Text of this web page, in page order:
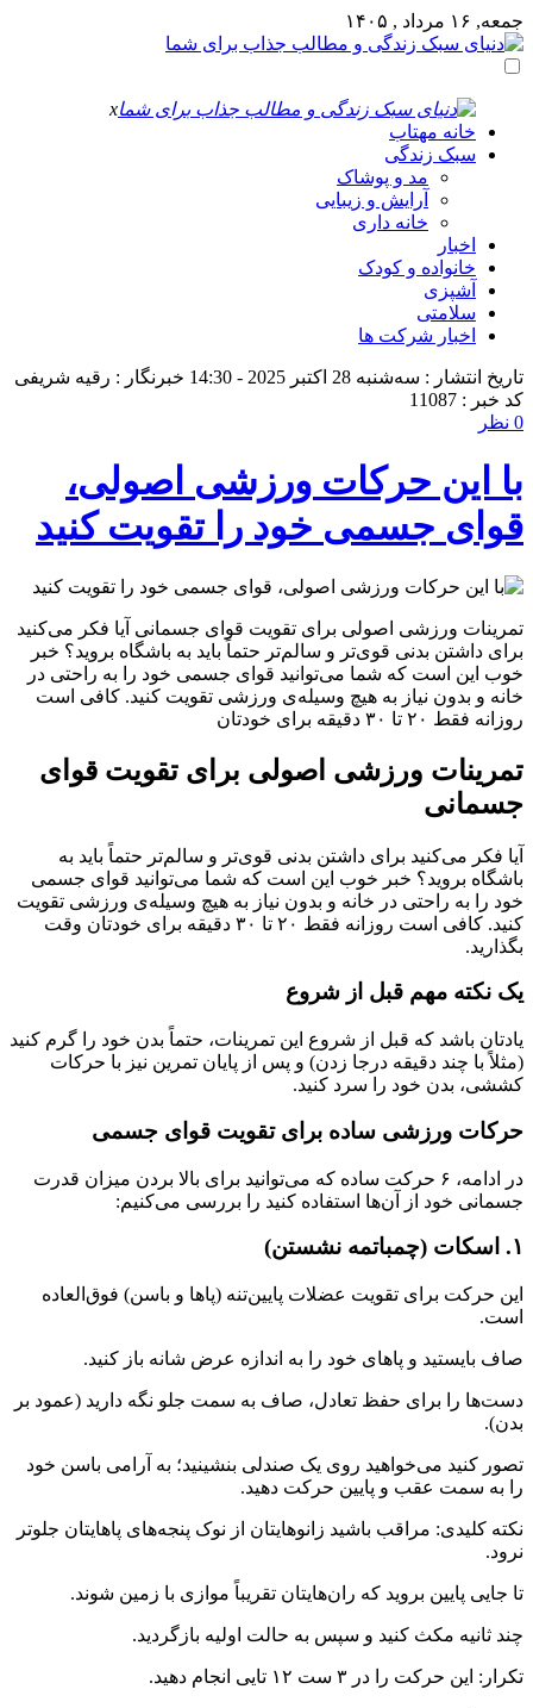
جمعه, ۱۶ مرداد , ۱۴۰۵
x
خانه مهتاب
سبک زندگی
مد و پوشاک
آرایش و زیبایی
خانه داری
اخبار
خانواده و کودک
آشپزی
سلامتی
اخبار شرکت ها
تاریخ انتشار : سه‌شنبه 28 اکتبر 2025 - 14:30
خبرنگار : رقیه شریفی
کد خبر : 11087
0 نظر
با این حرکات ورزشی اصولی،
قوای جسمی خود را تقویت کنید
تمرینات ورزشی اصولی برای تقویت قوای جسمانی آیا فکر می‌کنید
برای داشتن بدنی قوی‌تر و سالم‌تر حتماً باید به باشگاه بروید؟ خبر
خوب این است که شما می‌توانید قوای جسمی خود را به راحتی در
خانه و بدون نیاز به هیچ وسیله‌ی ورزشی تقویت کنید. کافی است
روزانه فقط ۲۰ تا ۳۰ دقیقه برای خودتان
تمرینات ورزشی اصولی برای تقویت قوای
جسمانی
آیا فکر می‌کنید برای داشتن بدنی قوی‌تر و سالم‌تر حتماً باید به
باشگاه بروید؟ خبر خوب این است که شما می‌توانید قوای جسمی
خود را به راحتی در خانه و بدون نیاز به هیچ وسیله‌ی ورزشی تقویت
کنید. کافی است روزانه فقط ۲۰ تا ۳۰ دقیقه برای خودتان وقت
بگذارید.
یک نکته مهم قبل از شروع
یادتان باشد که قبل از شروع این تمرینات، حتماً بدن خود را گرم کنید
(مثلاً با چند دقیقه درجا زدن) و پس از پایان تمرین نیز با حرکات
کششی، بدن خود را سرد کنید.
حرکات ورزشی ساده برای تقویت قوای جسمی
در ادامه، ۶ حرکت ساده که می‌توانید برای بالا بردن میزان قدرت
جسمانی خود از آن‌ها استفاده کنید را بررسی می‌کنیم:
۱. اسکات (چمباتمه نشستن)
این حرکت برای تقویت عضلات پایین‌تنه (پاها و باسن) فوق‌العاده
است.
صاف بایستید و پاهای خود را به اندازه عرض شانه باز کنید.
دست‌ها را برای حفظ تعادل، صاف به سمت جلو نگه دارید (عمود بر
بدن).
تصور کنید می‌خواهید روی یک صندلی بنشینید؛ به آرامی باسن خود
را به سمت عقب و پایین حرکت دهید.
نکته کلیدی: مراقب باشید زانوهایتان از نوک پنجه‌های پاهایتان جلوتر
نرود.
تا جایی پایین بروید که ران‌هایتان تقریباً موازی با زمین شوند.
چند ثانیه مکث کنید و سپس به حالت اولیه بازگردید.
تکرار: این حرکت را در ۳ ست ۱۲ تایی انجام دهید.